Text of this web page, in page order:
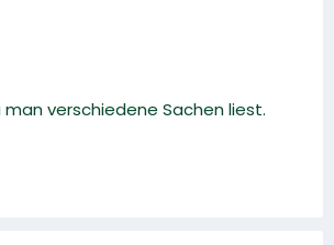
verschiedene Sachen liest.